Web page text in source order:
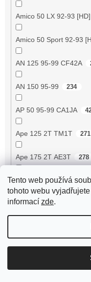
Tento web používá
tohoto webu
informací zde.
Amico 50 LX 92-93 [HD]
Amico 50 Sport 92-93
AN 125 95-99 CF42A
AN 150 95-99 234
AP 50 95-99 CA1JA
Ape 125 2T TM1T 271
Ape 175 2T AE3T 278
Ape 190 2T MPA1T
Ape 190 2T MPM1T